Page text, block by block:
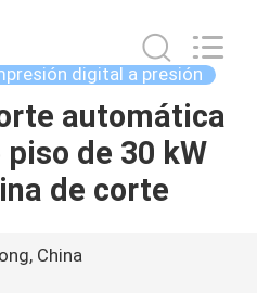
digital a presión
automática
de 30 kW
de corte
China